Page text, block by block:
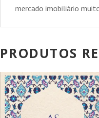
mercado imobiliário
PRODUTOS
PROMOÇÃO!